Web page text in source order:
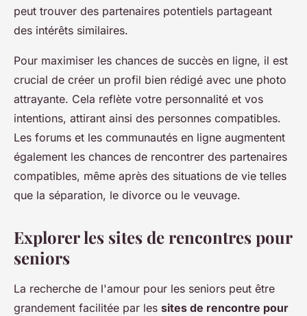
peut trouver des partenaires potentiels partageant
des intérêts similaires.
Pour maximiser les chances de succès en ligne, il est
crucial de créer un profil bien rédigé avec une photo
attrayante. Cela reflète votre personnalité et vos
intentions, attirant ainsi des personnes compatibles.
Les forums et les communautés en ligne augmentent
également les chances de rencontrer des partenaires
compatibles, même après des situations de vie telles
que la séparation, le divorce ou le veuvage.
Explorer les sites de rencontres pour
seniors
La recherche de l'amour pour les seniors peut être
grandement facilitée par les sites de rencontre pour